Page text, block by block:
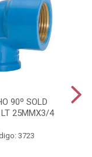
90º SOLD
LT 25MMX3/4
3723